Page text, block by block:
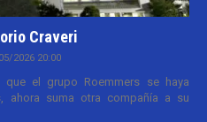
Craveri
2026 20:00
el grupo Roemmers se haya
ahora suma otra compañía a su